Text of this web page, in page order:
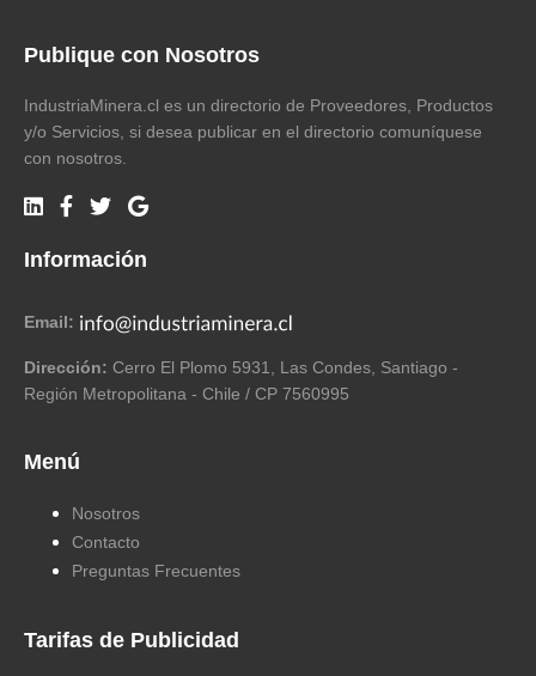
Publique con Nosotros
IndustriaMinera.cl es un directorio de Proveedores, Productos
y/o Servicios, si desea publicar en el directorio comuníquese
con nosotros.
Información
Email:
Dirección: Cerro El Plomo 5931, Las Condes, Santiago -
Región Metropolitana - Chile / CP 7560995
Menú
Nosotros
Contacto
Preguntas Frecuentes
Tarifas de Publicidad